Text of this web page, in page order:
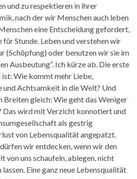
und zu respektieren in ihrer
nach der wir Menschen auch leben
eine Entscheidung gefordert,
für Stunde. Leben und verstehen wir
(Schöpfung) oder benutzen wir sie im
Ausbeutung“. Ich kürze ab. Die erste
Wie kommt mehr Liebe,
und Achtsamkeit in die Welt? Und
Breiten gleich: Wie geht das Weniger
Das wird mit Verzicht konnotiert und
als gestrig
von Lebensqualität angepatzt.
wir entdecken, wenn wir den
von uns schaufeln, ablegen, nicht
Eine ganz neue Lebensqualität